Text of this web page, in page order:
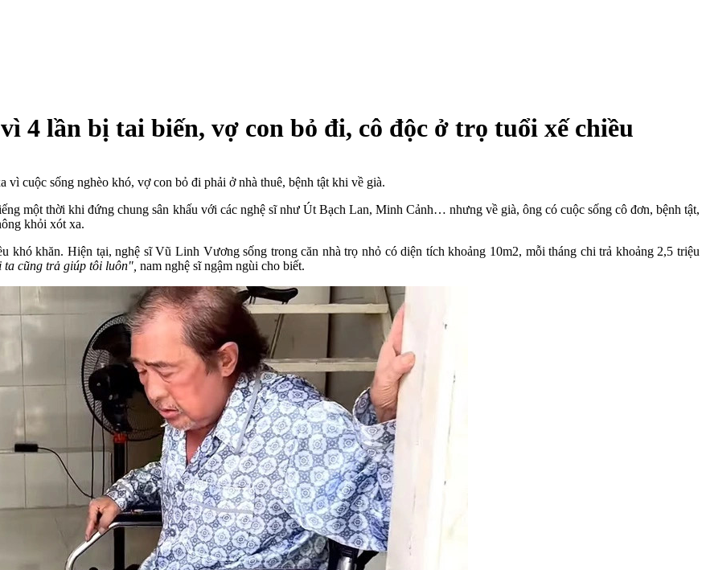
4 lần bị tai biến, vợ con bỏ đi, cô độc ở trọ tuổi xế chiều
cuộc sống nghèo khó, vợ con bỏ đi phải ở nhà thuê, bệnh tật khi về già.
một thời khi đứng chung sân khấu với các nghệ sĩ như Út Bạch Lan, Minh Cảnh… nhưng về già, ông có cuộc sống cô đơn, bệnh tật,
khỏi xót xa.
khó khăn. Hiện tại, nghệ sĩ Vũ Linh Vương sống trong căn nhà trọ nhỏ có diện tích khoảng 10m2, mỗi tháng chi trả khoảng 2,5 triệu
cũng trả giúp tôi luôn", nam nghệ sĩ ngậm ngùi cho biết.